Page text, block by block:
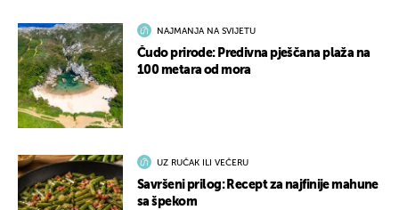
NAJMANJA NA SVIJETU
Čudo prirode: Predivna pješčana plaža na
100 metara od mora
UZ RUČAK ILI VEČERU
Savršeni prilog: Recept za najfinije mahune
sa špekom